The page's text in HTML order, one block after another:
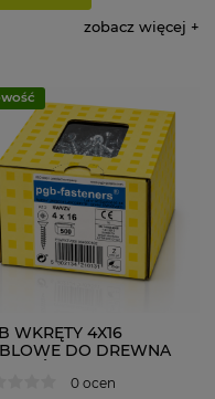
zobacz więcej
WKRĘTY 4X16
DO DREWNA
0 ocen